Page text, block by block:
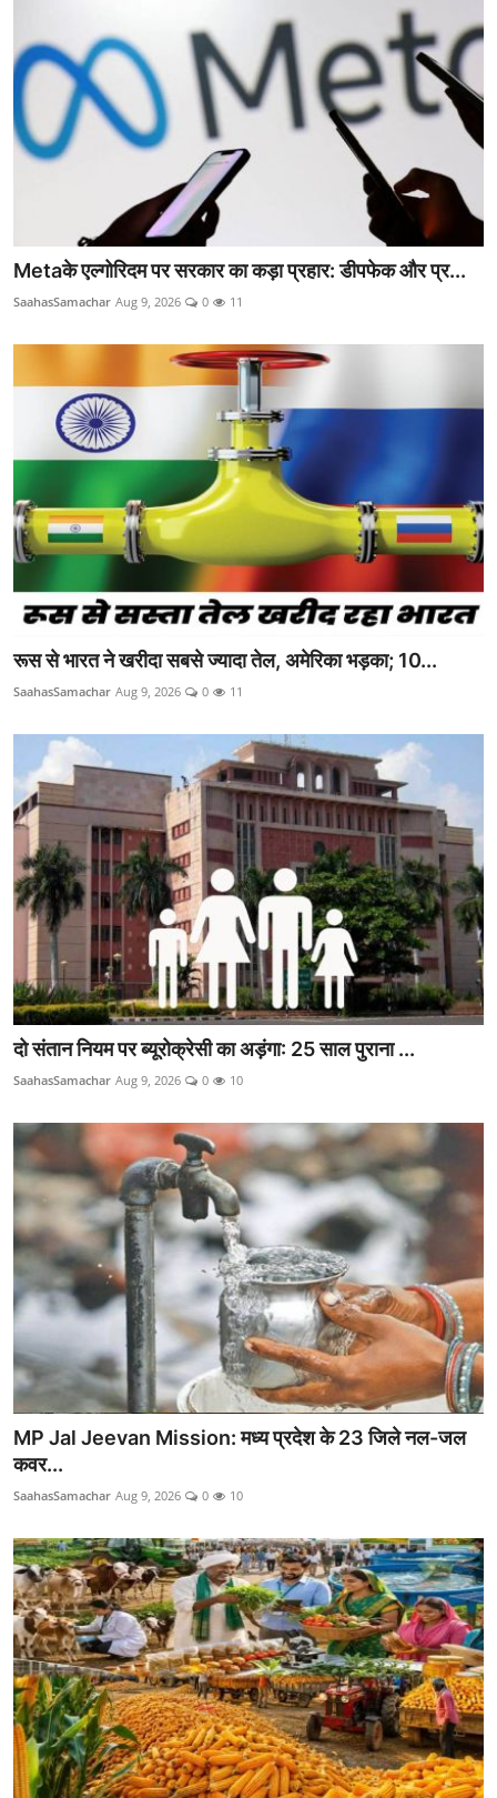
Metaके एल्गोरिदम पर सरकार का कड़ा प्रहार: डीपफेक और प्र...
SaahasSamachar Aug 9, 2026 0 11
रूस से भारत ने खरीदा सबसे ज्यादा तेल, अमेरिका भड़का; 10...
SaahasSamachar Aug 9, 2026 0 11
दो संतान नियम पर ब्यूरोक्रेसी का अड़ंगा: 25 साल पुराना ...
SaahasSamachar Aug 9, 2026 0 10
MP Jal Jeevan Mission: मध्य प्रदेश के 23 जिले नल-जल
कवर...
SaahasSamachar Aug 9, 2026 0 10